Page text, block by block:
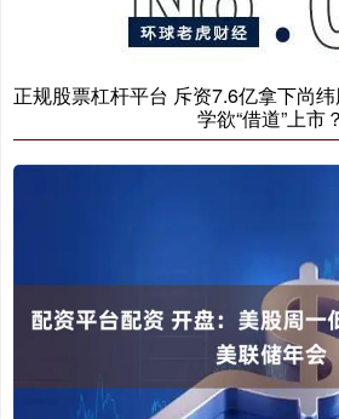
正规股票杠杆平台 斥资7.6亿拿下尚
学欲“借道”上市？